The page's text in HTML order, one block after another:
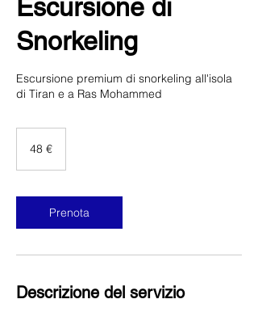
Escursione di
Snorkeling
Escursione premium di snorkeling all'isola
di Tiran e a Ras Mohammed
48 €
Prenota
Descrizione del servizio